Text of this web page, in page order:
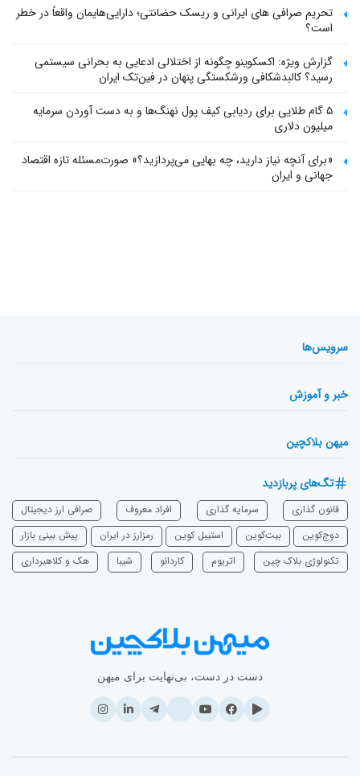
تحریم صرافی های ایرانی و ریسک حضانتی؛ دارایی‌هایمان واقعاً در خطر
است؟
گزارش ویژه: اکسکوینو چگونه از اختلالی ادعایی به بحرانی سیستمی
رسید؟ کالبدشکافی ورشکستگی پنهان در فین‌تک ایران
۵ گام طلایی برای ردیابی کیف پول‌ نهنگ‌ها و به دست آوردن سرمایه
میلیون دلاری
«برای آنچه نیاز دارید، چه بهایی می‌پردازید؟» صورت‌مسئله تازه اقتصاد
جهانی و ایران
سرویس‌ها
خبر و آموزش
میهن بلاکچین
تگ‌های پربازدید
قانون گذاری سرمایه‌ گذاری افراد معروف
صرافی ارز دیجیتال
دوج‌کوین
بیت‌کوین استیبل کوین رمزارز در ایران
پیش بینی بازار
تکنولوژی بلاک چین
اتریوم ‌کاردانو شیبا هک و کلاهبرداری
دست در دست، بی‌نهایت برای میهن